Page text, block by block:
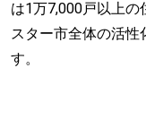
は1万7,000戸以上
スター市全体の活性
す。